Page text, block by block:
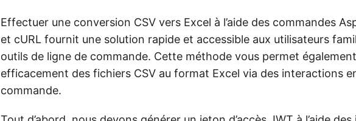
Effectuer une conversion CSV vers Excel à l’aide des commandes
et cURL fournit une solution rapide et accessible aux utilisateurs
outils de ligne de commande. Cette méthode vous permet
efficacement des fichiers CSV au format Excel via des interactions
commande.